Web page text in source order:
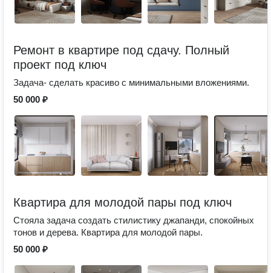
Ремонт в квартире под сдачу. Полный
проект под ключ
Задача- сделать красиво с минимальными вложениями.
50 000 ₽
Квартира для молодой пары под ключ
Стояла задача создать стилистику джапанди, спокойных
тонов и дерева. Квартира для молодой пары.
50 000 ₽